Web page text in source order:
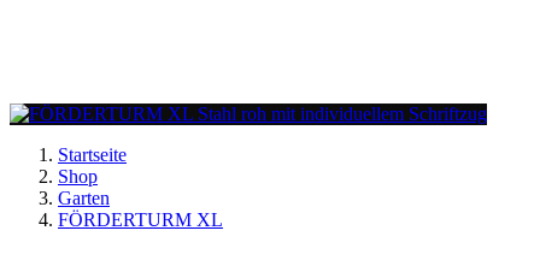
Startseite
Shop
Garten
FÖRDERTURM XL